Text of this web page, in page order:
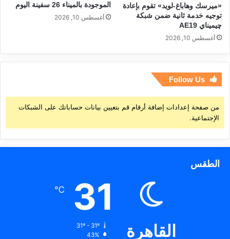
«ميرسك وهاباغ-لويد» تقوم بإعادة
توجيه خدمة ثانية ضمن شبكة
چيميناي AE19
أغسطس 10, 2026
الموجودة بالميناء 26 سفينة اليوم
أغسطس 10, 2026
Follow Us
من صفحة إعدادات إضافة أرقام قم بتعيين بيانات حساباتك على الشبكات
الإجتماعية.
الطقس
القاهرة
31
℃
31º - 31º
43%